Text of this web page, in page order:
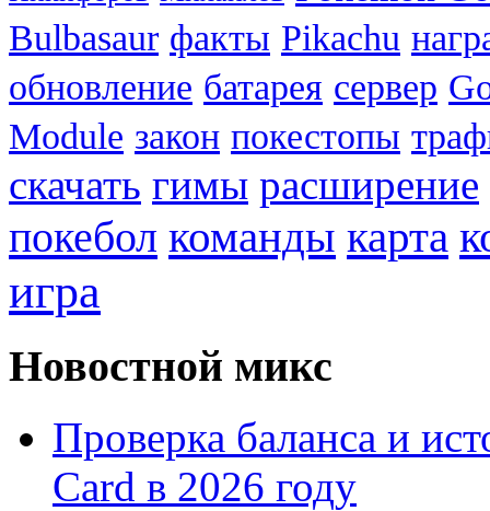
Bulbasaur факты Pikachu
обновление батарея сервер
Module закон покестопы
скачать гимы расширение
покебол команды карта
игра
Новостной микс
Проверка баланса и
Card в 2026 году